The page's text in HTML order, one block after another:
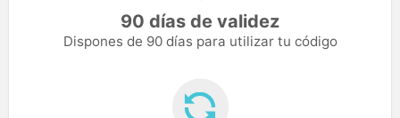
90 días de validez
Dispones de 90 días para utilizar tu código